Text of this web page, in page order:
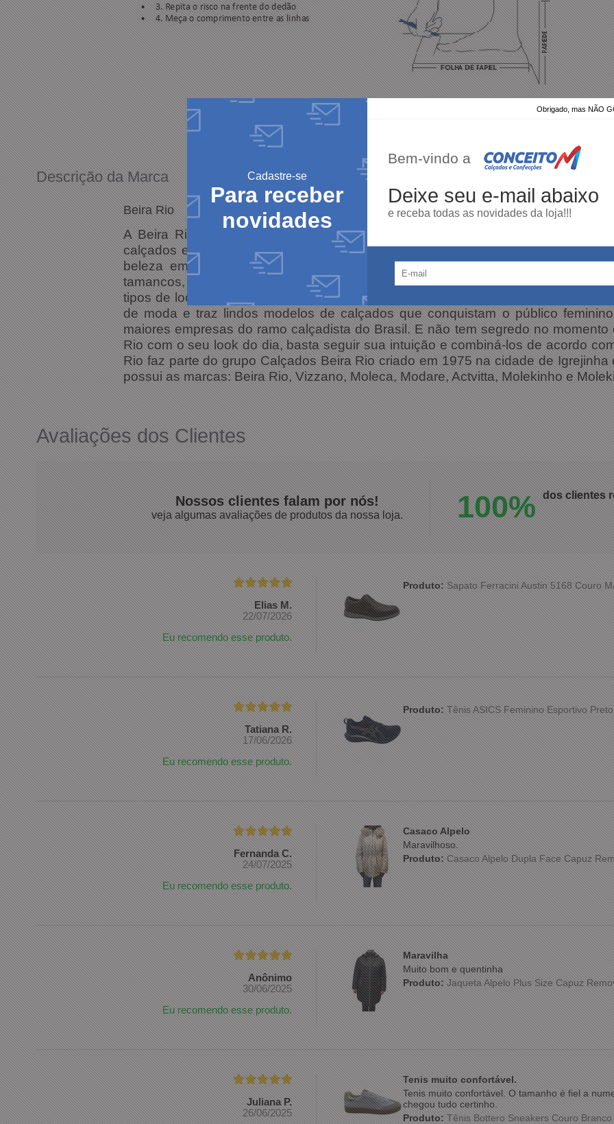
Obrigado, mas NÃO
Cadastre-se
Para receber
novidades
Bem-vindo a
Deixe seu e-mail abaixo
e receba todas as novidades da loja!!!
Descrição da Marca
Beira Rio
A Beira Rio faz questão de trabalhar sempre com materiais de alta
calçados em diversas cores e formas inusitadas, o que a torna uma ótima
beleza em um sapato só. Entre seus produtos podemos encontrar modelos
tamancos, botas e até chinelos que agradam o gosto de cada mulher e
tipos de look, de acordo com a ocasião. A cada estação que passa, a Beira Rio
de moda e traz lindos modelos de calçados que conquistam o público
maiores empresas do ramo calçadista do Brasil. E não tem segredo no
Rio com o seu look do dia, basta seguir sua intuição e combiná-los de acordo
Rio faz parte do grupo Calçados Beira Rio criado em 1975 na cidade de
possui as marcas: Beira Rio, Vizzano, Moleca, Modare, Actvitta, Molekinho e
Avaliações dos Clientes
Nossos clientes falam por nós!
veja algumas avaliações de produtos da nossa loja. 100% dos clientes
Elias M.
22/07/2026
Eu recomendo esse produto.
Produto:Sapato Ferracini Austin 5168 Couro
Tatiana R.
17/06/2026
Eu recomendo esse produto.
Produto:Tênis ASICS Feminino Esportivo
Fernanda C.
24/07/2025
Eu recomendo esse produto.
Casaco Alpelo
Maravilhoso.
Produto:Casaco Alpelo Dupla Face Capuz
Anônimo
30/06/2025
Eu recomendo esse produto.
Maravilha
Muito bom e quentinha
Produto:Jaqueta Alpelo Plus Size Capuz
Juliana P.
26/06/2025
Tenis muito confortável.
Tenis muito confortável. O tamanho é fiel a
chegou tudo certinho.
Produto:Tênis Bottero Sneakers Couro